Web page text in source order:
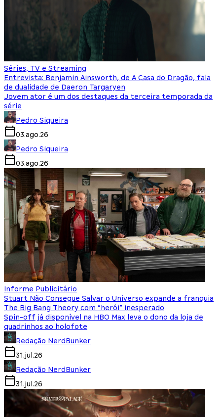
Séries, TV e Streaming
Entrevista: Benjamin Ainsworth, de A Casa do Dragão, fala
de dualidade de Daeron Targaryen
Jovem ator é um dos destaques da terceira temporada da
série
Pedro Siqueira
03.ago.26
Pedro Siqueira
03.ago.26
Informe Publicitário
Stuart Não Consegue Salvar o Universo expande a franquia
The Big Bang Theory com “herói” inesperado
Spin-off já disponível na HBO Max leva o dono da loja de
quadrinhos ao holofote
Redação NerdBunker
31.jul.26
Redação NerdBunker
31.jul.26